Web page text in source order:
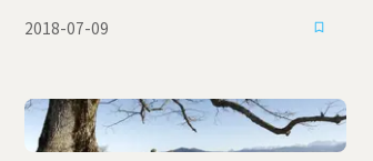
2018-07-09